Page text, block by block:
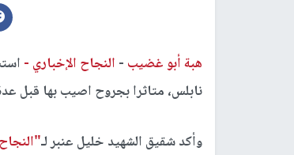
هبة أبو غضيب - النجاح الإخباري -
نابلس، متاثرا بجروح اصيب بها قبل
وأكد شقيق الشهيد خليل عنبر لـ